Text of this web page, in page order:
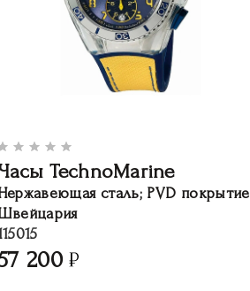
TechnoMarine
сталь; PVD покрытие
200